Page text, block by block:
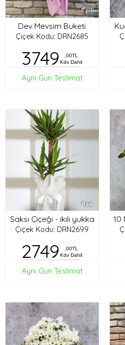
Dev Mevsim Buketi
Çiçek Kodu: DRN2685
3749
,00TL
Kdv Dahil
Aynı Gün Teslimat
Saksı Çiçeği - ikili yukka
Çiçek Kodu: DRN2699
2749
,00TL
Kdv Dahil
Aynı Gün Teslimat
10